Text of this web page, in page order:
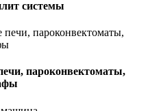
системы
пароконвектоматы,